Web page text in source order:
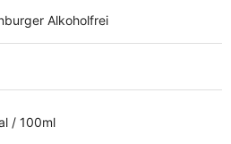
Alkoholfrei
/ 100ml